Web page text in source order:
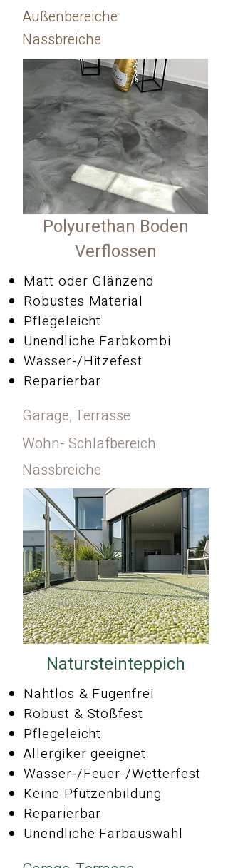
Außenbereiche
Nassbreiche
Polyurethan Boden
Verflossen
Matt oder Glänzend
Robustes Material
Pflegeleicht
Unendliche Farbkombi
Wasser-/Hitzefest
Reparierbar
Garage, Terrasse
Wohn- Schlafbereich
Nassbreiche
Natursteinteppich
Nahtlos & Fugenfrei
Robust & Stoßfest
Pflegeleicht
Allergiker geeignet
Wasser-/Feuer-/Wetterfest
Keine Pfützenbildung
Reparierbar
Unendliche Farbauswahl